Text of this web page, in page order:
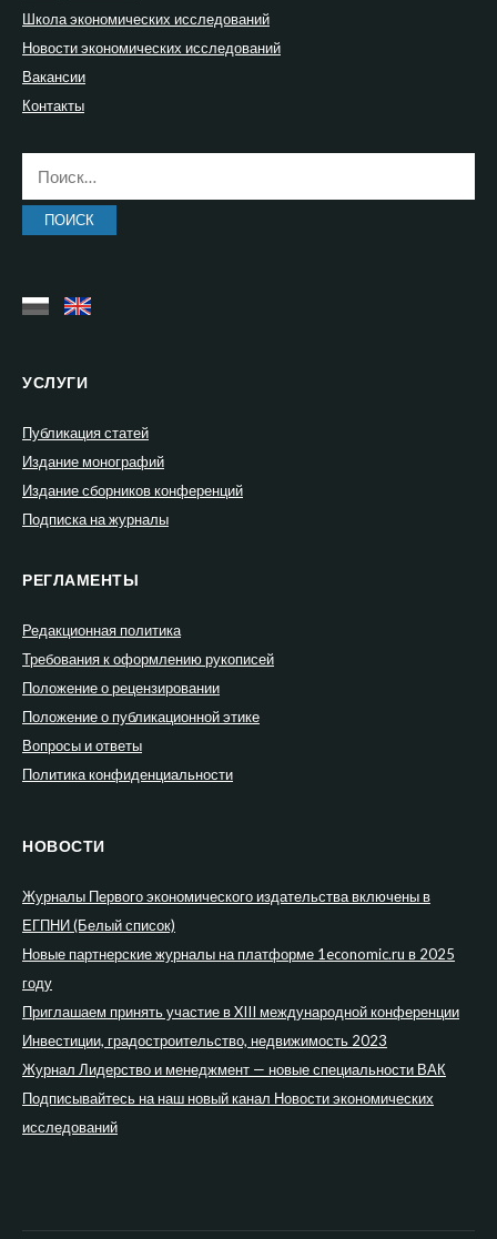
Школа экономических исследований
Новости экономических исследований
Вакансии
Контакты
УСЛУГИ
Публикация статей
Издание монографий
Издание сборников конференций
Подписка на журналы
РЕГЛАМЕНТЫ
Редакционная политика
Требования к оформлению рукописей
Положение о рецензировании
Положение о публикационной этике
Вопросы и ответы
Политика конфиденциальности
НОВОСТИ
Журналы Первого экономического издательства включены в
ЕГПНИ (Белый список)
Новые партнерские журналы на платформе 1economic.ru в 2025
году
Приглашаем принять участие в XIII международной конференции
Инвестиции, градостроительство, недвижимость 2023
Журнал Лидерство и менеджмент — новые специальности ВАК
Подписывайтесь на наш новый канал Новости экономических
исследований